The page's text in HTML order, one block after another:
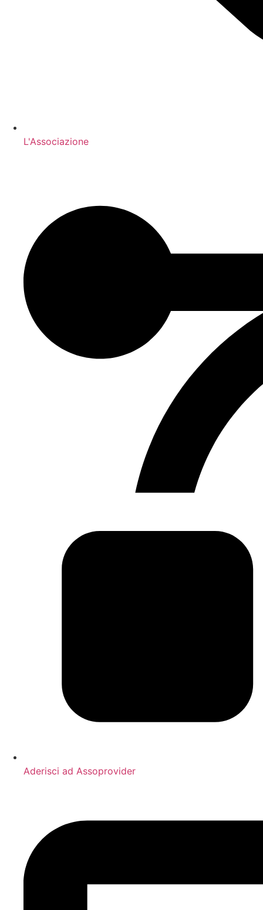
L'Associazione
Aderisci ad Assoprovider